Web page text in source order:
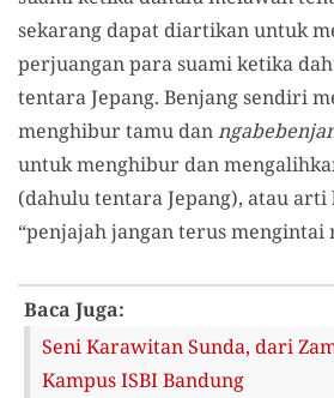
sekarang dapat diartikan untuk
perjuangan para suami ketika
tentara Jepang. Benjang sendiri
menghibur tamu dan
untuk menghibur dan
(dahulu tentara Jepang), atau
“penjajah jangan terus mengintai
Baca Juga:
Seni Karawitan Sunda, dari
Kampus ISBI Bandung